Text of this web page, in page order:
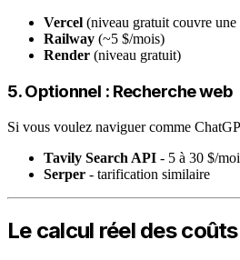
Vercel (niveau gratuit couvre
Railway (~5 $/mois)
Render (niveau gratuit)
5. Optionnel : Recherche web
Si vous voulez naviguer comme
Tavily Search API - 5 à 30 $/
Serper - tarification similaire
Le calcul réel des coûts